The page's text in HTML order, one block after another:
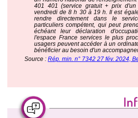
401 401 (service gratuit + prix
vendredi de 8 h 30 à 19 h. Il est
rendre directement dans le
particuliers compétent, qui peut
échéant leur déclaration
l'espace France services le plus
usagers peuvent accéder à un
bénéficier au besoin d'un
Source : Rép. min. n° 7342 27 fév. 2024,